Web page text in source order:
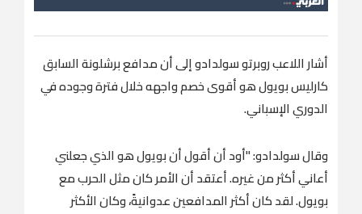
أشار اللاعب روبرتو سولدادو إلى أن مدافع برشلونة السابق
كارليس بويول هو أقوى خصم واجهه خلال فترة وجوده في
الدوري الإسباني.
وقال سولدادو: "أود أن أقول أن بويول هو الذي جعلني
أعاني أكثر من غيره. أعتقد أن الأمر كان مثل الحرب مع
بويول. لقد كان أكثر المدافعين عدوانيةً، وكان الأكثر